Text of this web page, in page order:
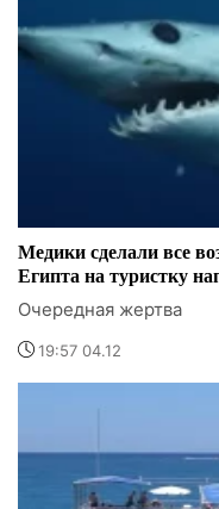
Медики сделали все
Египта на туристку
Очередная жертва
19:57 04.12